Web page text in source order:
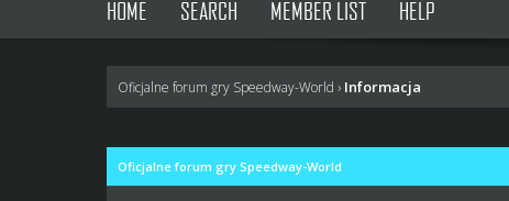
HOME SEARCH MEMBER LIST HELP
Oficjalne forum gry Speedway-World › Informacja
Oficjalne forum gry Speedway-World